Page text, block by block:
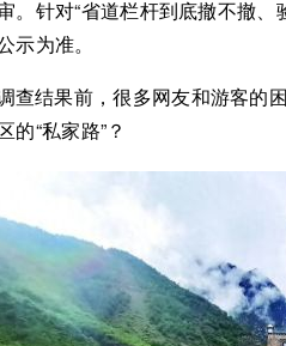
。针对“省道栏杆到底撤不撤
示为准。
查结果前，很多网友和游客的
的“私家路”？